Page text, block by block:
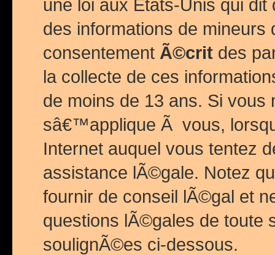
une loi aux Etats-Unis qui
des informations de mineurs
consentement Ã©crit des
la collecte de ces
de moins de 13 ans. Si
sâ€™applique Ã vous,
Internet auquel vous tentez
assistance lÃ©gale. Notez
fournir de conseil lÃ©gal et
questions lÃ©gales de
soulignÃ©es ci-dessous.